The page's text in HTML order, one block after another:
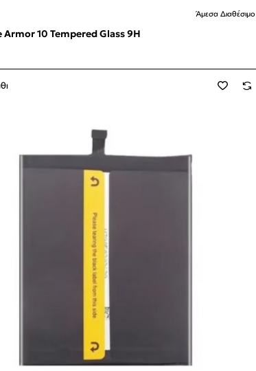
Άμεσα Διαθέσιμο
Armor 10 Tempered Glass 9H